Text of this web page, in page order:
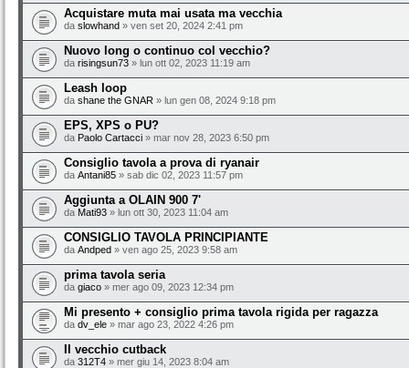
Acquistare muta mai usata ma vecchia
da slowhand » ven set 20, 2024 2:41 pm
Nuovo long o continuo col vecchio?
da risingsun73 » lun ott 02, 2023 11:19 am
Leash loop
da shane the GNAR » lun gen 08, 2024 9:18 pm
EPS, XPS o PU?
da Paolo Cartacci » mar nov 28, 2023 6:50 pm
Consiglio tavola a prova di ryanair
da Antani85 » sab dic 02, 2023 11:57 pm
Aggiunta a OLAIN 900 7'
da Mati93 » lun ott 30, 2023 11:04 am
CONSIGLIO TAVOLA PRINCIPIANTE
da Andped » ven ago 25, 2023 9:58 am
prima tavola seria
da giaco » mer ago 09, 2023 12:34 pm
Mi presento + consiglio prima tavola rigida per ragazza
da dv_ele » mar ago 23, 2022 4:26 pm
Il vecchio cutback
da 312T4 » mer giu 14, 2023 8:04 am